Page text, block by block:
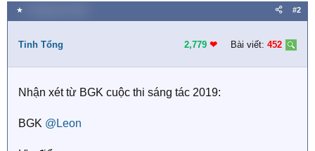
a
c
i
n
:
★ #2
Tinh Tổng 2,779 ❤︎ Bài viết: 452
Nhận xét từ BGK cuộc thi sáng tác 2019:
BGK @Leon